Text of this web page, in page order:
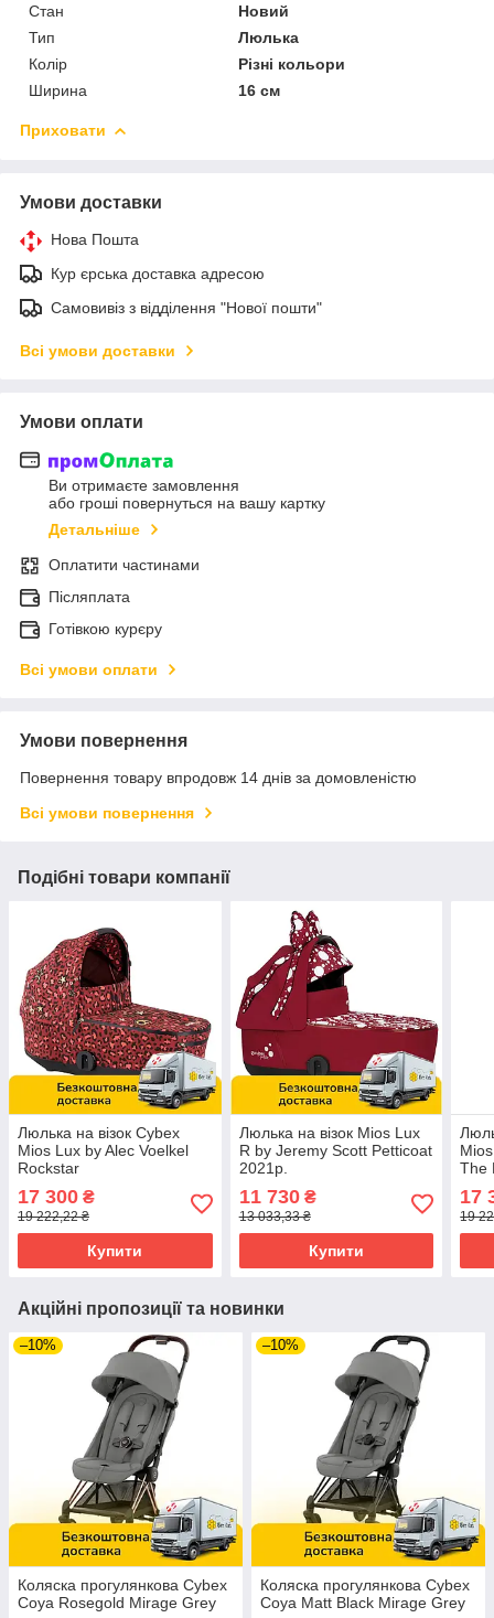
Стан
Новий
Тип
Люлька
Колір
Різні кольори
Ширина
16 см
Приховати
Умови доставки
Нова Пошта
Кур єрська доставка адресою
Самовивіз з відділення "Нової пошти"
Всі умови доставки
Умови оплати
Ви отримаєте замовлення
або гроші повернуться на вашу картку
Детальніше
Оплатити частинами
Післяплата
Готівкою курєру
Всі умови оплати
Умови повернення
Повернення товару впродовж 14 днів за домовленістю
Всі умови повернення
Подібні товари компанії
Люлька на візок Cybex
Mios Lux by Alec Voelkel
Rockstar
17 300 ₴
19 222,22 ₴
Купити
Люлька на візок Mios Lux
R by Jeremy Scott Petticoat
2021р.
11 730₴
13 033,33 ₴
Купити
The
17
19
Акційні пропозиції та новинки
–10%
Коляска прогулянкова Cybex
Coya Rosegold Mirage Grey
–10%
Коляска прогулянкова Cybex
Coya Matt Black Mirage Grey